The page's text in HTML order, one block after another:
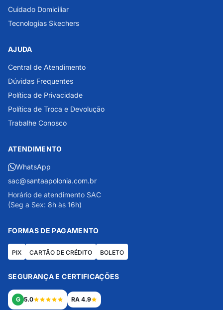
Cuidado Domiciliar
Tecnologias Skechers
AJUDA
Central de Atendimento
Dúvidas Frequentes
Política de Privacidade
Política de Troca e Devolução
Trabalhe Conosco
ATENDIMENTO
WhatsApp
sac@santaapolonia.com.br
Horário de atendimento SAC
(Seg a Sex: 8h às 16h)
FORMAS DE PAGAMENTO
PIX CARTÃO DE CRÉDITO BOLETO
SEGURANÇA E CERTIFICAÇÕES
G 5.0 RA 4.9